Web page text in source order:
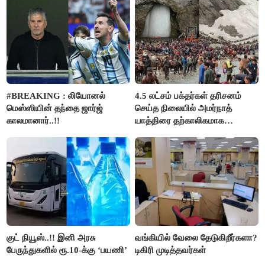
#BREAKING : லியோனல்
மெஸ்ஸியின் தந்தை ஜார்ஜ்
காலமானார்..!!
4.5 லட்சம் பக்தர்கள் தரிசனம்
செய்த நிலையில் அமர்நாத்
யாத்திரை தற்காலிகமாக
குட் நியூஸ்..!! இனி அரசு
பேருந்துகளில் ரூ.10-க்கு ‘பயணி’
வங்கியில் வேலை தேடுகிறீர்களா?
டிகிரி முடித்தவர்கள்